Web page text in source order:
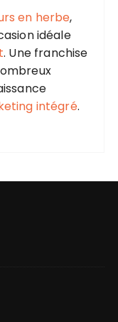
en herbe,
idéale
. Une franchise
intégré.